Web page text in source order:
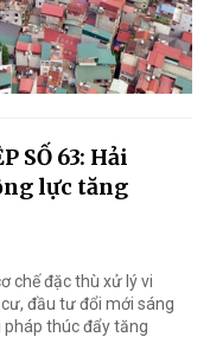
SỐ 63: Hải
lực tăng
chế đặc thù xử lý vi
đầu tư đổi mới sáng
pháp thúc đẩy tăng